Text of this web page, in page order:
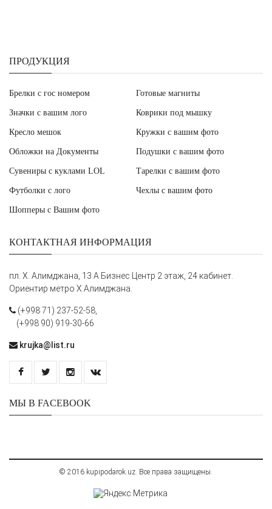
ПРОДУКЦИЯ
Брелки с гос номером Готовые магниты
Значки с вашим лого Коврики под мышку
Кресло мешок Кружки с вашим фото
Обложки на Документы Подушки с вашим фото
Сувениры с куклами LOL Тарелки с вашим фото
Футболки с лого Чехлы с вашим фото
Шопперы с Вашим фото
КОНТАКТНАЯ ИНФОРМАЦИЯ
пл. Х. Алимджана, 13 А Бизнес Центр 2 этаж, 24 кабинет.
Ориентир метро Х.Алимджана.
(+998 71) 237-52-58,
(+998 90) 919-30-66
krujka@list.ru
МЫ В FACEBOOK
© 2016 kupipodarok.uz. Все права защищены.